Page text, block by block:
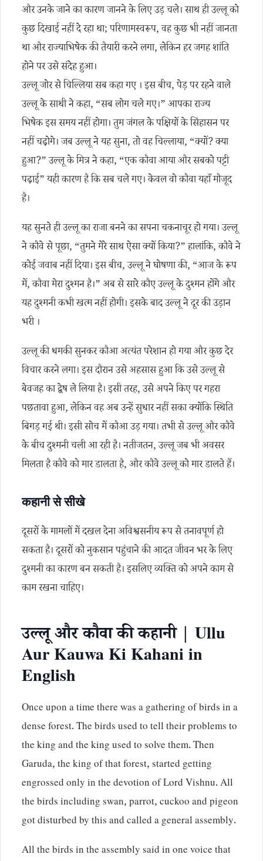
और उनके जाने का कारण जानने के लिए उड़ चले। साथ ही उल्लू को
कुछ दिखाई नहीं दे रहा था; परिणामस्वरूप, वह कुछ भी नहीं जानता
था और राज्याभिषेक की तैयारी करने लगा, लेकिन हर जगह शांति
होने पर उसे संदेह हुआ।
उल्लू जोर से चिल्लिया सब कहा गए । इस बीच, पेड़ पर रहने वाले
उल्लू के साथी ने कहा, “सब लोग चले गए।” आपका राज्य
भिषेक इस समय नहीं होगा। तुम जंगल के पक्षियों के सिंहासन पर
नहीं चढ़ोगे। जब उल्लू ने यह सुना, तो वह चिल्लाया, “क्यों? क्या
हुआ?” उल्लू के मित्र ने कहा, “एक कौवा आया और सबको पट्टी
पढ़ाई” यही कारण है कि सब चले गए। केवल वो कौवा यहाँ मौजूद
है।
यह सुनते ही उल्लू का राजा बनने का सपना चकनाचूर हो गया। उल्लू
ने कौवे से पूछा, “तुमने मेरे साथ ऐसा क्यों किया?” हालांकि, कौवे ने
कोई जवाब नहीं दिया। इस बीच, उल्लू ने घोषणा की, “आज के रूप
में, कौवा मेरा दुश्मन है।” अब से सारे कौए उल्लू के दुश्मन होंगे और
यह दुश्मनी कभी खत्म नहीं होगी। इसके बाद उल्लू ने दूर की उड़ान
भरी ।
उल्लू की धमकी सुनकर कौआ अत्यंत परेशान हो गया और कुछ देर
विचार करने लगा। इस दौरान उसे अहसास हुआ कि उसे उल्लू से
बेवजह का द्वेष ले लिया है। इसी तरह, उसे अपने किए पर गहरा
पछतावा हुआ, लेकिन वह अब उन्हें सुधार नहीं सका क्योंकि स्थिति
बिगड़ गई थी। इसी सोच में कौआ उड़ गया। तभी से उल्लू और कौवे
के बीच दुश्मनी चली आ रही है। नतीजतन, उल्लू जब भी अवसर
मिलता है कौवे को मार डालता है, और कौवे उल्लू को मार डालते हैं।
कहानी से सीखे
दूसरों के मामलों में दखल देना अविश्वसनीय रूप से तनावपूर्ण हो
सकता है। दूसरों को नुकसान पहुंचाने की आदत जीवन भर के लिए
दुश्मनी का कारण बन सकती है। इसलिए व्यक्ति को अपने काम से
काम रखना चाहिए।
उल्लू और कौवा की कहानी | Ullu
Aur Kauwa Ki Kahani in
English
Once upon a time there was a gathering of birds in a
dense forest. The birds used to tell their problems to
the king and the king used to solve them. Then
Garuda, the king of that forest, started getting
engrossed only in the devotion of Lord Vishnu. All
the birds including swan, parrot, cuckoo and pigeon
got disturbed by this and called a general assembly.
All the birds in the assembly said in one voice that